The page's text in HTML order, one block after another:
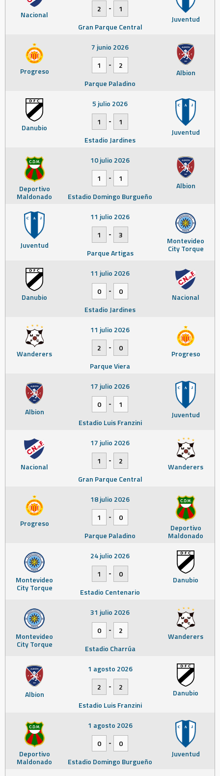
Nacional Juventud
2
-
1
Gran Parque Central
Progreso Albion
7 junio 2026
1
-
2
Parque Paladino
Danubio Juventud
5 julio 2026
1
-
1
Estadio Jardines
Deportivo
Maldonado
Albion
10 julio 2026
1
-
1
Estadio Domingo Burgueño
Juventud Montevideo
City Torque
11 julio 2026
1
-
3
Parque Artigas
Danubio Nacional
11 julio 2026
0
-
0
Estadio Jardines
Wanderers Progreso
11 julio 2026
2
-
0
Parque Viera
Albion Juventud
17 julio 2026
0
-
1
Estadio Luis Franzini
Nacional Wanderers
17 julio 2026
1
-
2
Gran Parque Central
Progreso Deportivo
Maldonado
18 julio 2026
1
-
0
Parque Paladino
Montevideo
City Torque
Danubio
24 julio 2026
1
-
0
Estadio Centenario
Montevideo
City Torque
Wanderers
31 julio 2026
0
-
2
Estadio Charrúa
Albion Danubio
1 agosto 2026
2
-
2
Estadio Luis Franzini
Deportivo
Maldonado
Juventud
1 agosto 2026
0
-
0
Estadio Domingo Burgueño